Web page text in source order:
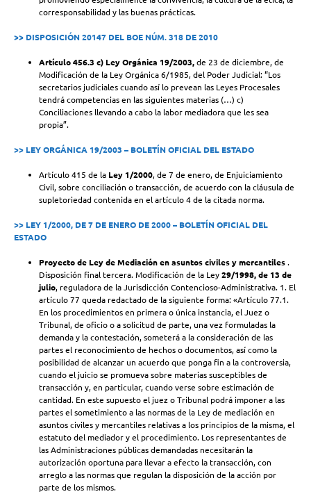
corresponsabilidad y las buenas prácticas.
>> DISPOSICIÓN 20147 DEL BOE NÚM. 318 DE 2010
Artículo 456.3 c) Ley Orgánica 19/2003,de 23 de diciembre, de
Modificación de la Ley Orgánica 6/1985, del Poder Judicial: “Los
secretarios judiciales cuando así lo prevean las Leyes Procesales
tendrá competencias en las siguientes materias (…) c)
Conciliaciones llevando a cabo la labor mediadora que les sea
propia”.
>> LEY ORGÁNICA 19/2003 – BOLETÍN OFICIAL DEL ESTADO
Artículo 415 de la Ley 1/2000, de 7 de enero, de Enjuiciamiento
Civil, sobre conciliación o transacción, de acuerdo con la cláusula de
supletoriedad contenida en el artículo 4 de la citada norma.
>> LEY 1/2000, DE 7 DE ENERO DE 2000 – BOLETÍN OFICIAL DEL
ESTADO
Proyecto de Ley de Mediación en asuntos civiles y mercantiles.
Disposición final tercera. Modificación de la Ley29/1998, de 13 de
julio, reguladora de la Jurisdicción Contencioso-Administrativa. 1. El
artículo 77 queda redactado de la siguiente forma: «Artículo 77.1.
En los procedimientos en primera o única instancia, el Juez o
Tribunal, de oficio o a solicitud de parte, una vez formuladas la
demanda y la contestación, someterá a la consideración de las
partes el reconocimiento de hechos o documentos, así como la
posibilidad de alcanzar un acuerdo que ponga fin a la controversia,
cuando el juicio se promueva sobre materias susceptibles de
transacción y, en particular, cuando verse sobre estimación de
cantidad. En este supuesto el juez o Tribunal podrá imponer a las
partes el sometimiento a las normas de la Ley de mediación en
asuntos civiles y mercantiles relativas a los principios de la misma, el
estatuto del mediador y el procedimiento. Los representantes de
las Administraciones públicas demandadas necesitarán la
autorización oportuna para llevar a efecto la transacción, con
arreglo a las normas que regulan la disposición de la acción por
parte de los mismos.